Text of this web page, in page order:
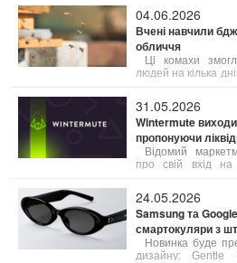
посиленою
функціями, які
користувачів.
04.06.2026
Вчені навчили
обличчя
Ці комахи
людей на кілька
31.05.2026
Wintermute
пропонуючи
Відомий
про свій вхід на
забезпечуючи
контрактів на
24.05.2026
Samsung та
смартокуляри з
Новинка буде
дизайну: Gentle